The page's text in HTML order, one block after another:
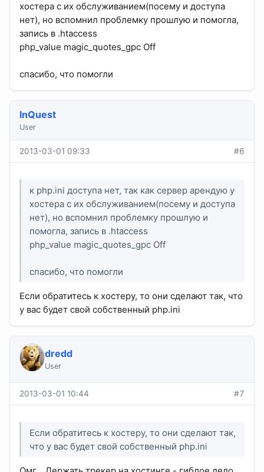
хостера с их обслуживанием(посему и доступа
нет), но вспомнил проблемку прошлую и помогла,
запись в .htaccess
php_value magic_quotes_gpc Off
спасибо, что помогли
InQuest
User
2013-03-01 09:33 #6
к php.ini доступа нет, так как сервер арендую у
хостера с их обслуживанием(посему и доступа
нет), но вспомнил проблемку прошлую и
помогла, запись в .htaccess
php_value magic_quotes_gpc Off
спасибо, что помогли
Если обратитесь к хостеру, то они сделают так, что
у вас будет свой собственный php.ini
dredd
User
2013-03-01 10:44 #7
Если обратитесь к хостеру, то они сделают так,
что у вас будет свой собственный php.ini